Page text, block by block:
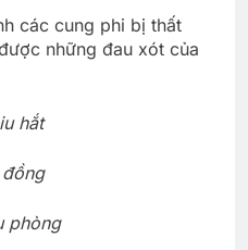
các cung phi bị thất
những đau xót của
hắt
phòng